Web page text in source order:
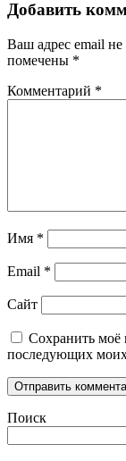
Добавить
Ваш адрес email не
помечены *
Комментарий *
Имя *
Email *
Сайт
Сохранить моё
последующих
Поиск